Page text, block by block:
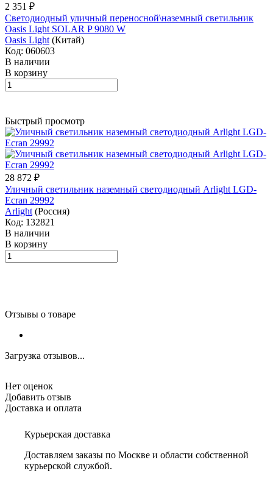
2 351 ₽
Светодиодный уличный переносной\наземный светильник
Oasis Light SOLAR P 9080 W
Oasis Light (Китай)
Код: 060603
В наличии
В корзину
Быстрый просмотр
28 872 ₽
Уличный светильник наземный светодиодный Arlight LGD-
Ecran 29992
Arlight (Россия)
Код: 132821
В наличии
В корзину
Отзывы о товаре
Загрузка отзывов...
Нет оценок
Добавить отзыв
Доставка и оплата
Курьерская доставка
Доставляем заказы по Москве и области собственной
курьерской службой.